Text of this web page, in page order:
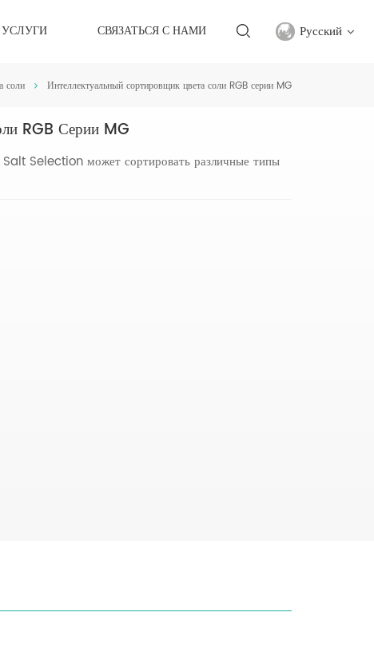
УСЛУГИ СВЯЗАТЬСЯ С НАМИ Русский
соли Интеллектуальный сортировщик цвета соли RGB серии MG
RGB Серии MG
Selection может сортировать различные типы